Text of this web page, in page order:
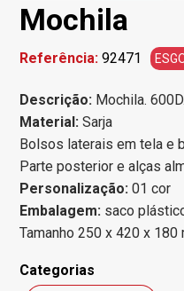
Mochila
Referência:92471
Descrição: Mochila. 600D.
Material:Sarja
Bolsos laterais em tela e
Parte posterior e alças
Personalização:01 cor
Embalagem: saco
Tamanho 250 x 420 x 180
Categorias